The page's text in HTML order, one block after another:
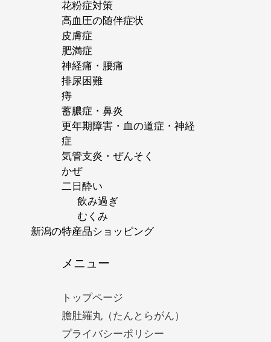
花粉症対策
高血圧の随伴症状
皮膚症
肥満症
神経痛・腰痛
排尿困難
痔
蓄膿症・鼻炎
更年期障害・血の道症・神経
症
気管支炎・ぜんそく
かぜ
二日酔い
飲み過ぎ
むくみ
新潟の特産品ショッピング
メニュー
トップページ
膽肚羅丸（たんとらがん）
プライバシーポリシー